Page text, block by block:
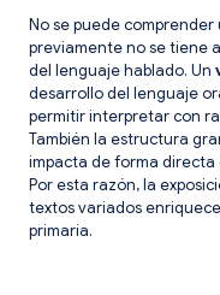
No se puede
previamente no se tiene
del lenguaje hablado. Un
desarrollo del lenguaje
permitir interpretar con
También la estructura
impacta de forma directa
Por esta razón, la
textos variados
primaria.